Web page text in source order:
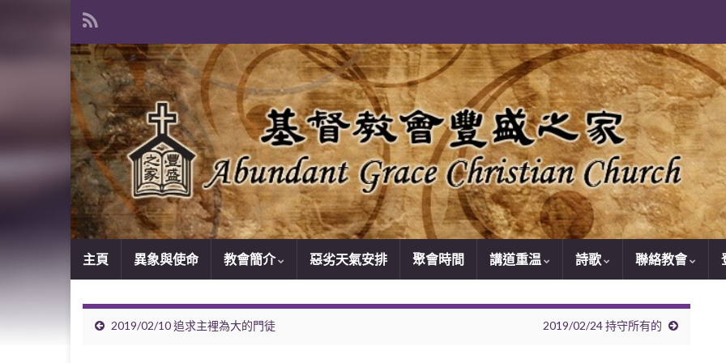
主頁 異象與使命 教會簡介 惡劣天氣安排 聚會時間 講道重温 詩歌 聯絡教會
2019/02/10 追求主裡為大的門徒 2019/02/24 持守所有的